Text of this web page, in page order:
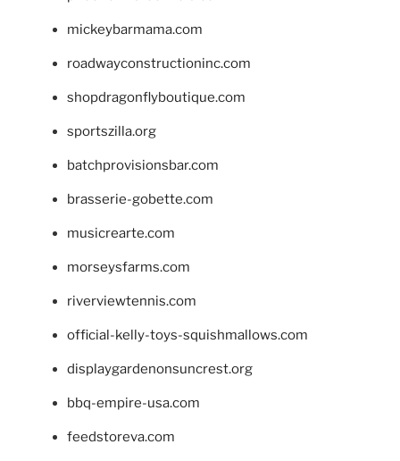
mickeybarmama.com
roadwayconstructioninc.com
shopdragonflyboutique.com
sportszilla.org
batchprovisionsbar.com
brasserie-gobette.com
musicrearte.com
morseysfarms.com
riverviewtennis.com
official-kelly-toys-squishmallows.com
displaygardenonsuncrest.org
bbq-empire-usa.com
feedstoreva.com